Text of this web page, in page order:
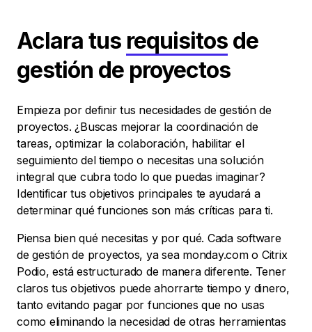
Aclara tus requisitos de
gestión de proyectos
Empieza por definir tus necesidades de gestión de
proyectos. ¿Buscas mejorar la coordinación de
tareas, optimizar la colaboración, habilitar el
seguimiento del tiempo o necesitas una solución
integral que cubra todo lo que puedas imaginar?
Identificar tus objetivos principales te ayudará a
determinar qué funciones son más críticas para ti.
Piensa bien qué necesitas y por qué. Cada software
de gestión de proyectos, ya sea monday.com o Citrix
Podio, está estructurado de manera diferente. Tener
claros tus objetivos puede ahorrarte tiempo y dinero,
tanto evitando pagar por funciones que no usas
como eliminando la necesidad de otras herramientas